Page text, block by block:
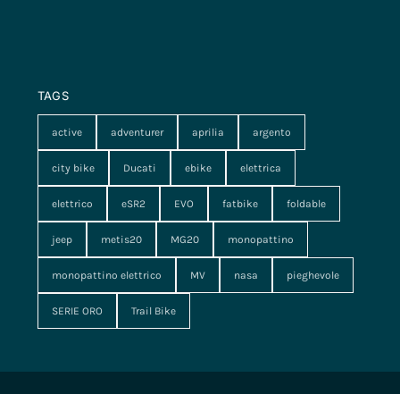
TAGS
active adventurer aprilia argento
city bike Ducati ebike elettrica
elettrico eSR2 EVO fatbike foldable
jeep metis20 MG20 monopattino
monopattino elettrico MV nasa pieghevole
SERIE ORO Trail Bike